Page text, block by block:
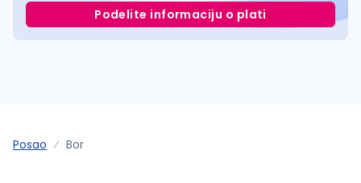
Podelite informaciju o plati
Posao Bor